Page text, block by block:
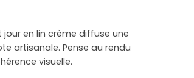
en lin crème diffuse une
artisanale. Pense au rendu
visuelle.